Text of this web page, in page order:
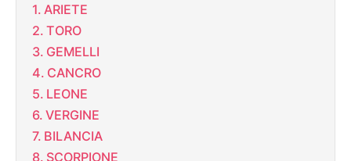
ARIETE
TORO
GEMELLI
CANCRO
LEONE
VERGINE
BILANCIA
SCORPIONE